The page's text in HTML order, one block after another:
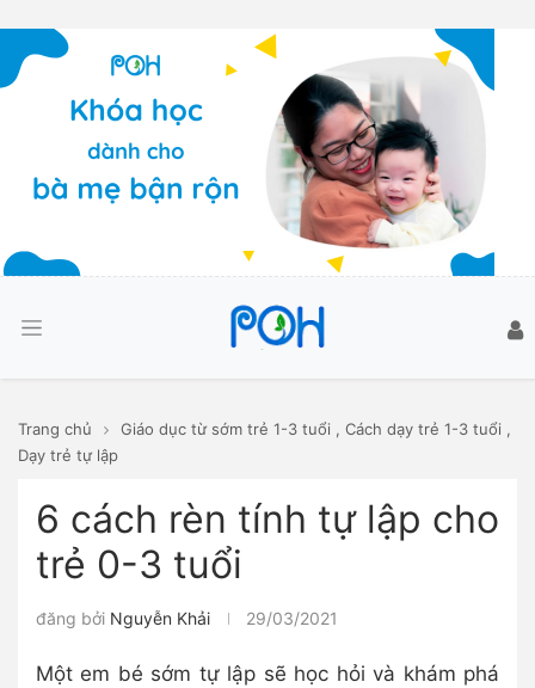
Trang chủ Giáo dục từ sớm trẻ 1-3 tuổi , Cách dạy trẻ 1-3 tuổi ,
Dạy trẻ tự lập
6 cách rèn tính tự lập cho
trẻ 0-3 tuổi
đăng bởi Nguyễn Khải 29/03/2021
Một em bé sớm tự lập sẽ học hỏi và khám phá